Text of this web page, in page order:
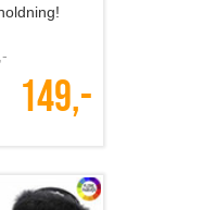
149,-